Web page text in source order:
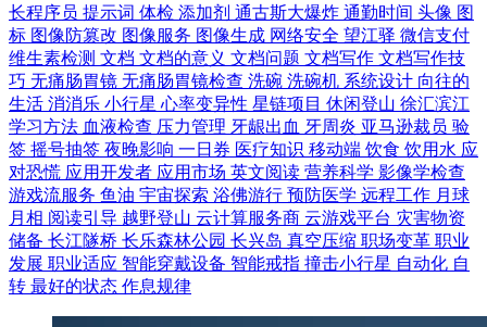
长程序员 提示词 体检 添加剂 通古斯大爆炸 通勤时间 头像 图
标 图像防篡改 图像服务 图像生成 网络安全 望江驿 微信支付
维生素检测 文档 文档的意义 文档问题 文档写作 文档写作技
巧 无痛肠胃镜 无痛肠胃镜检查 洗碗 洗碗机 系统设计 向往的
生活 消消乐 小行星 心率变异性 星链项目 休闲登山 徐汇滨江
学习方法 血液检查 压力管理 牙龈出血 牙周炎 亚马逊裁员 验
签 摇号抽签 夜晚影响 一日券 医疗知识 移动端 饮食 饮用水 应
对恐慌 应用开发者 应用市场 英文阅读 营养科学 影像学检查
游戏流服务 鱼油 宇宙探索 浴佛游行 预防医学 远程工作 月球
月相 阅读引导 越野登山 云计算服务商 云游戏平台 灾害物资
储备 长江隧桥 长乐森林公园 长兴岛 真空压缩 职场变革 职业
发展 职业适应 智能穿戴设备 智能戒指 撞击小行星 自动化 自
转 最好的状态 作息规律